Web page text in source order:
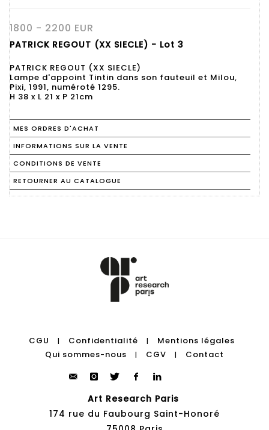
1800 - 2200 EUR
PATRICK REGOUT (XX SIECLE) - Lot 3
PATRICK REGOUT (XX SIECLE)
Lampe d'appoint Tintin dans son fauteuil et Milou,
Pixi, 1991, numéroté 1295.
H 38 x L 21 x P 21cm
MES ORDRES D'ACHAT
INFORMATIONS SUR LA VENTE
CONDITIONS DE VENTE
RETOURNER AU CATALOGUE
CGU | Confidentialité |
Mentions légales
Qui sommes-nous
| CGV | Contact
Art Research Paris
174 rue du Faubourg Saint-Honoré